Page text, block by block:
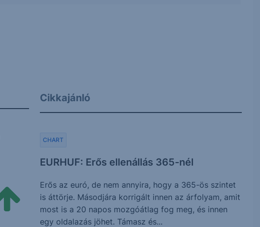
Cikkajánló
EURHUF: Erős ellenállás 365-nél
CHART
Erős az euró, de nem annyira, hogy a 365-ös szintet
is áttörje. Másodjára korrigált innen az árfolyam, amit
most is a 20 napos mozgóátlag fog meg, és innen
egy oldalazás jöhet. Támasz és...